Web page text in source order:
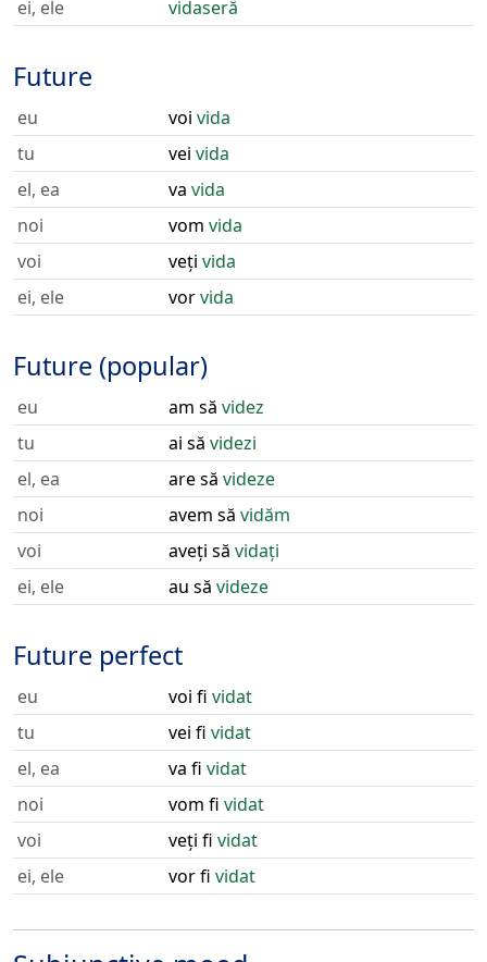
ei, ele
vidaseră
Future
eu voi vida
tu
vei vida
el, ea
va vida
noi
vom vida
voi
veți vida
ei, ele
vorvida
Future (popular)
eu am să videz
tu
ai să videzi
el, ea
are să videze
noi
avem să vidăm
voi
aveți să vidați
ei, ele
au să videze
Future perfect
eu voi fi vidat
tu
vei fi vidat
el, ea
va fi vidat
noi
vom fi vidat
voi
veți fi vidat
ei, ele
vor fi vidat